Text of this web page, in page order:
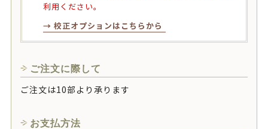
利用ください。
→ 校正オプションはこちらから
ご注文に際して
ご注文は10部より承ります
お支払方法